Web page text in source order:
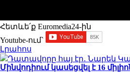
Հետևե՛ք Euromedia24-ին
Youtube-ում`
Լրահոս
Դատավորը հայ էր․ Նարեկ
Մինվոդիում կասեցվել է 16